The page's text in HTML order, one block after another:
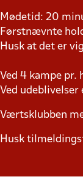
Mødetid: 20
Førstnævnte
Husk at det er
Ved 4 kampe pr.
Ved udeblivelser
Værtsklubben
Husk